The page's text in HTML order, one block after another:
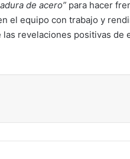
de acero” para hacer
el equipo con trabajo y
revelaciones positivas de